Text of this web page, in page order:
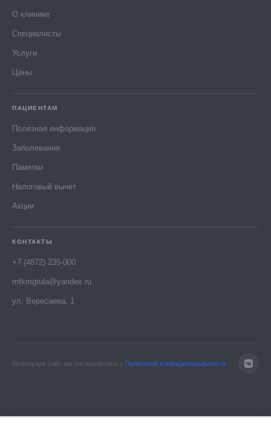
О клинике
Специалисты
Услуги
Цены
ПАЦИЕНТАМ
Полезная информация
Заболевания
Памятки
Налоговый вычет
Акции
КОНТАКТЫ
+7 (4872) 235-000
mtkmgtula@yandex.ru
ул. Вересаева, 1
Используя сайт, вы соглашаетесь с Политикой конфиденциальности